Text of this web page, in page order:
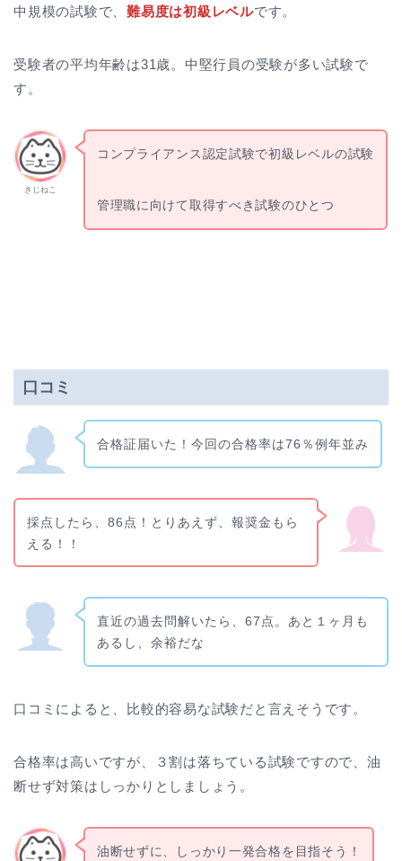
中規模の試験で、難易度は初級レベルです。
受験者の平均年齢は31歳。中堅行員の受験が多い試験で
す。
きじねこ
コンプライアンス認定試験で初級レベルの試験
管理職に向けて取得すべき試験のひとつ
口コミ
合格証届いた！今回の合格率は76％例年並み
採点したら、86点！とりあえず、報奨金もら
える！！
直近の過去問解いたら、67点。あと１ヶ月も
あるし、余裕だな
口コミによると、比較的容易な試験だと言えそうです。
合格率は高いですが、３割は落ちている試験ですので、油
断せず対策はしっかりとしましょう。
油断せずに、しっかり一発合格を目指そう！